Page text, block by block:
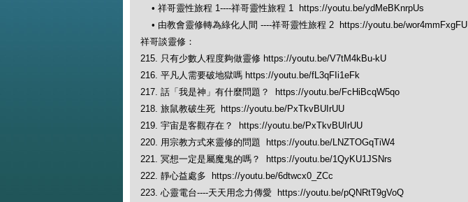
• 祥哥靈性旅程 1----祥哥靈性旅程 1 https://youtu.be/ydMeBKnrpUs
• 由教會靈修轉為綠化人間 ----祥哥靈性旅程 2 https://youtu.be/wor4mmFxgFU
祥哥談靈修：
215. 只有少數人程度夠做靈修 https://youtu.be/V7tM4kBu-kU
216. 平凡人需要破地獄嗎 https://youtu.be/fL3qFIi1eFk
217. 話「我是神」有什麼問題？ https://youtu.be/FcHiBcqW5qo
218. 旅鼠教破生死 https://youtu.be/PxTkvBUIrUU
219. 宇宙是客觀存在？ https://youtu.be/PxTkvBUIrUU
220. 用宗教方式來靈修的問題 https://youtu.be/LNZTOGqTiW4
221. 冥想一定是屬魔鬼的嗎？ https://youtu.be/1QyKU1JSNrs
222. 靜心益處多 https://youtu.be/6dtwcx0_ZCc
223. 心靈電台----天天用念力傳愛 https://youtu.be/pQNRtT9gVoQ